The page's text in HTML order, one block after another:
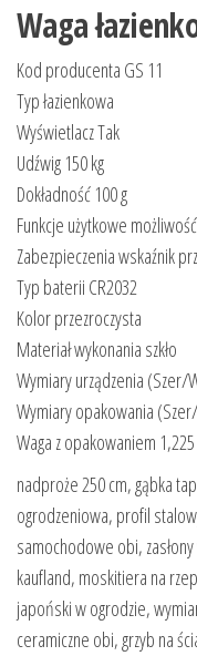
Waga
Kod producenta GS 11
Typ łazienkowa
Wyświetlacz Tak
Udźwig 150 kg
Dokładność 100 g
Funkcje użytkowe
Zabezpieczenia wskaźnik
Typ baterii CR2032
Kolor przezroczysta
Materiał wykonania szkło
Wymiary urządzenia (Szer/
Wymiary opakowania
Waga z opakowaniem
nadproże 250 cm, gąbka
ogrodzeniowa, profil
samochodowe obi,
kaufland, moskitiera na
japoński w ogrodzie,
ceramiczne obi, grzyb na